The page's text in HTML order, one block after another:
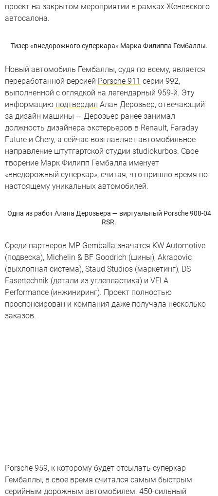
проект на закрытом мероприятии в рамках Женевского
автосалона.
Тизер «внедорожного суперкара» Марка Филиппа Гембаллы.
Новый автомобиль Гембаллы, судя по всему, является
переработанной версией Porsche 911 серии 992,
выполненной с оглядкой на легендарный 959-й. Эту
информацию подтвердил Алан Дерозьер, отвечающий
за дизайн машины — Дерозьер ранее занимал
должность дизайнера экстерьеров в Renault, Faraday
Future и Chery, а сейчас возглавляет автомобильное
направление штутгартской студии studiokurbos. Свое
творение Марк Филипп Гембалла именует
«внедорожный суперкар», считая, что пришло время по-
настоящему уникальных автомобилей.
Одна из работ Алана Дерозьера — виртуальный Porsche 908-04
RSR.
Среди партнеров MP Gemballa значатся KW Automotive
(подвеска), Michelin & BF Goodrich (шины), Akrapovic
(выхлопная система), Staud Studios (маркетинг), DS
Fasertechnik (детали из углепластика) и VELA
Performance (инжиниринг). Проект полностью
проспонсирован и компания даже получала несколько
заказов.
Porsche 959, к которому будет отсылать суперкар
Гембаллы, в свое время считался самым быстрым
серийным дорожным автомобилем. 450-сильный